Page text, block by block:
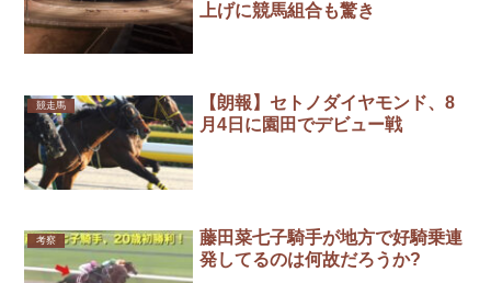
上げに競馬組合も驚き
競走馬
【朗報】セトノダイヤモンド、8
月4日に園田でデビュー戦
考察
藤田菜七子騎手が地方で好騎乗連
発してるのは何故だろうか?